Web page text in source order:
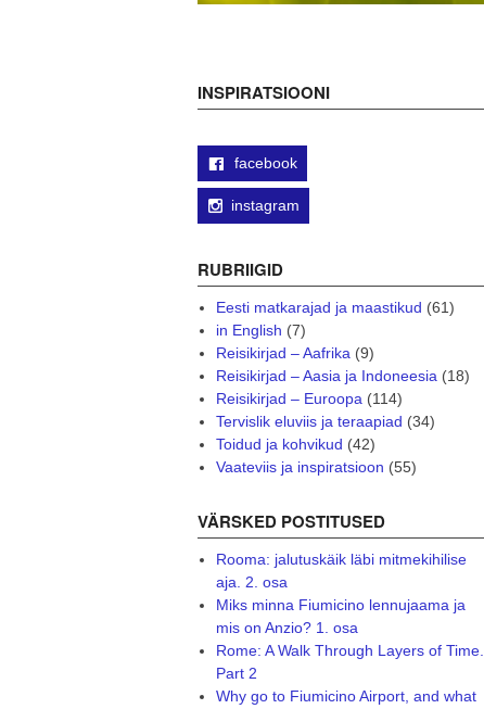
INSPIRATSIOONI
facebook
instagram
RUBRIIGID
Eesti matkarajad ja maastikud (61)
in English (7)
Reisikirjad – Aafrika(9)
Reisikirjad – Aasia ja Indoneesia(18)
Reisikirjad – Euroopa(114)
Tervislik eluviis ja teraapiad (34)
Toidud ja kohvikud (42)
Vaateviis ja inspiratsioon (55)
VÄRSKED POSTITUSED
Rooma: jalutuskäik läbi mitmekihilise
aja. 2. osa
Miks minna Fiumicino lennujaama ja
mis on Anzio? 1. osa
Rome: A Walk Through Layers of Time.
Part 2
Why go to Fiumicino Airport, and what